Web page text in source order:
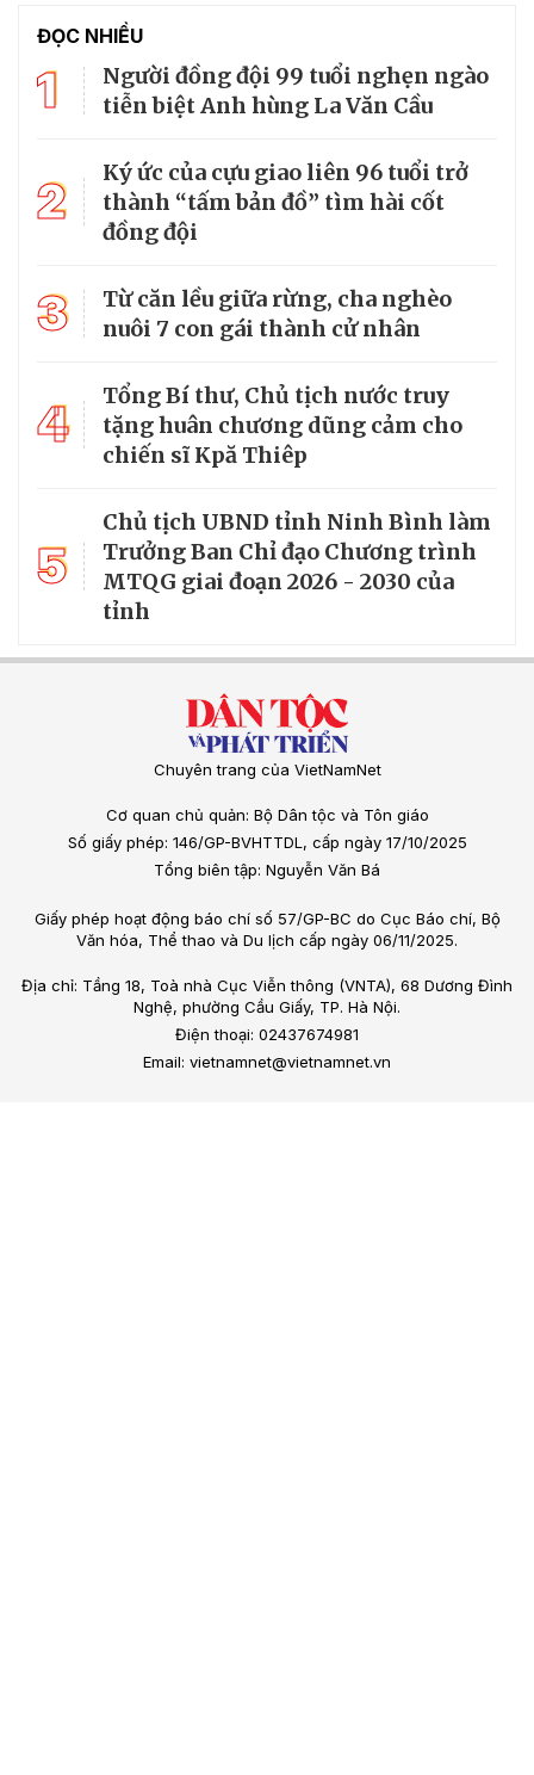
ĐỌC NHIỀU
1
Người đồng đội 99 tuổi nghẹn ngào
tiễn biệt Anh hùng La Văn Cầu
2
Ký ức của cựu giao liên 96 tuổi trở
thành “tấm bản đồ” tìm hài cốt
đồng đội
3
Từ căn lều giữa rừng, cha nghèo
nuôi 7 con gái thành cử nhân
4
Tổng Bí thư, Chủ tịch nước truy
tặng huân chương dũng cảm cho
chiến sĩ Kpă Thiêp
5
Chủ tịch UBND tỉnh Ninh Bình làm
Trưởng Ban Chỉ đạo Chương trình
MTQG giai đoạn 2026 - 2030 của
tỉnh
Chuyên trang của VietNamNet
Cơ quan chủ quản: Bộ Dân tộc và Tôn giáo
Số giấy phép: 146/GP-BVHTTDL, cấp ngày 17/10/2025
Tổng biên tập: Nguyễn Văn Bá
Giấy phép hoạt động báo chí số 57/GP-BC do Cục Báo chí, Bộ
Văn hóa, Thể thao và Du lịch cấp ngày 06/11/2025.
Địa chỉ: Tầng 18, Toà nhà Cục Viễn thông (VNTA), 68 Dương Đình
Nghệ, phường Cầu Giấy, TP. Hà Nội.
Điện thoại: 02437674981
Email: vietnamnet@vietnamnet.vn